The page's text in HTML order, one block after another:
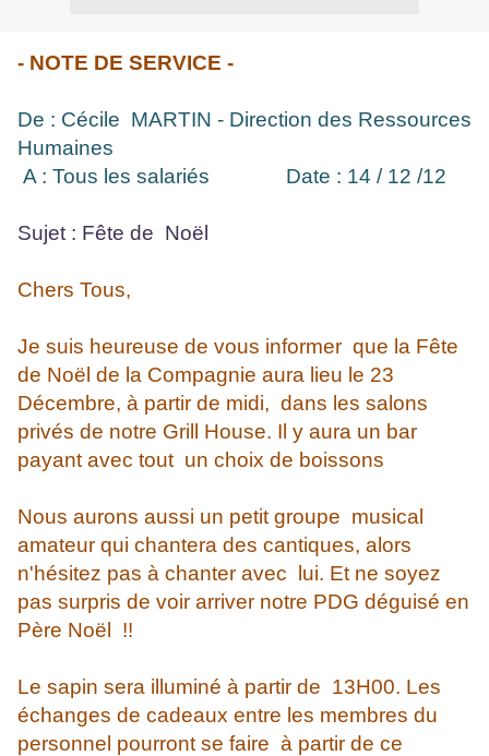
- NOTE DE SERVICE -
De : Cécile MARTIN - Direction des Ressources
Humaines
A : Tous les salariés
Date : 14 / 12 /12
Sujet : Fête de Noël
Chers Tous,
Je suis heureuse de vous informer que la Fête
de Noël de la Compagnie aura lieu le 23
Décembre, à partir de midi, dans les salons
privés de notre Grill House. Il y aura un bar
payant avec tout un choix de boissons
Nous aurons aussi un petit groupe musical
amateur qui chantera des cantiques, alors
n'hésitez pas à chanter avec lui. Et ne soyez
pas surpris de voir arriver notre PDG déguisé en
Père Noël !!
Le sapin sera illuminé à partir de 13H00. Les
échanges de cadeaux entre les membres du
personnel pourront se faire à partir de ce